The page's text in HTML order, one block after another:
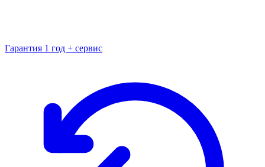
Гарантия 1 год + сервис